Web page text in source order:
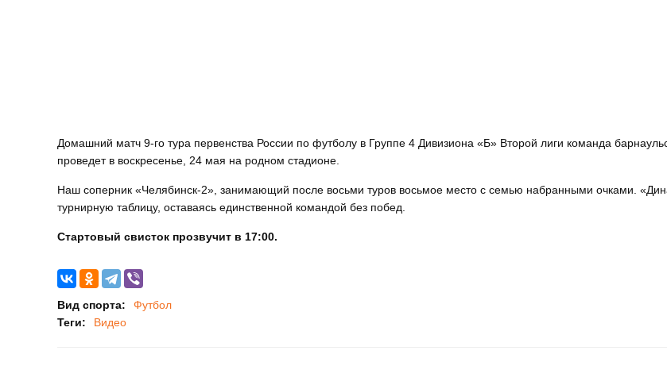
Домашний матч 9-го тура первенства России по футболу в Группе 4 Дивизиона «Б» Второй лиги команда
проведет в воскресенье, 24 мая на родном стадионе.
Наш соперник «Челябинск-2», занимающий после восьми туров восьмое место с семью набранными очками.
турнирную таблицу, оставаясь единственной командой без побед.
Стартовый свисток прозвучит в 17:00.
Вид спорта:
Футбол
Теги:
Видео